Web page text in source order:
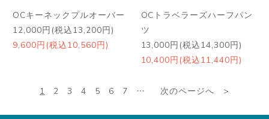
OCキーネックプルオーバー
12,000円(税込13,200円)
9,600円(税込10,560円)
OCトラベラーズハーフパン
ツ
13,000円(税込14,300円)
10,400円(税込11,440円)
1 2 3 4 5 6 7 … 次のページへ